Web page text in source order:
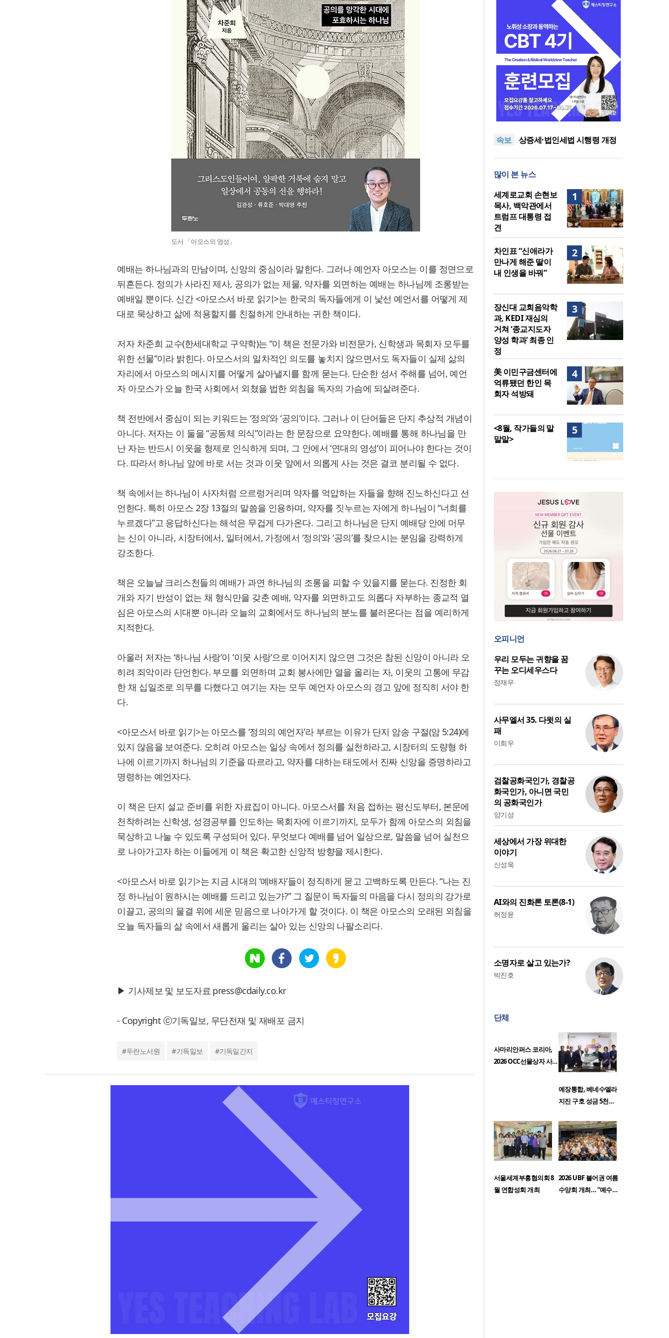
도서 「아모스의 영성」
예배는 하나님과의 만남이며, 신앙의 중심이라 말한다. 그러나 예언자 아모스는 이를 정면으로
뒤흔든다. 정의가 사라진 제사, 공의가 없는 제물, 약자를 외면하는 예배는 하나님께 조롱받는
예배일 뿐이다. 신간 <아모스서 바로 읽기>는 한국의 독자들에게 이 낯선 예언서를 어떻게 제
대로 묵상하고 삶에 적용할지를 친절하게 안내하는 귀한 책이다.
저자 차준희 교수(한세대학교 구약학)는 “이 책은 전문가와 비전문가, 신학생과 목회자 모두를
위한 선물”이라 밝힌다. 아모스서의 일차적인 의도를 놓치지 않으면서도 독자들이 실제 삶의
자리에서 아모스의 메시지를 어떻게 살아낼지를 함께 묻는다. 단순한 성서 주해를 넘어, 예언
자 아모스가 오늘 한국 사회에서 외쳤을 법한 외침을 독자의 가슴에 되살려준다.
책 전반에서 중심이 되는 키워드는 ‘정의’와 ‘공의’이다. 그러나 이 단어들은 단지 추상적 개념이
아니다. 저자는 이 둘을 “공동체 의식”이라는 한 문장으로 요약한다. 예배를 통해 하나님을 만
난 자는 반드시 이웃을 형제로 인식하게 되며, 그 안에서 ‘연대의 영성’이 피어나야 한다는 것이
다. 따라서 하나님 앞에 바로 서는 것과 이웃 앞에서 의롭게 사는 것은 결코 분리될 수 없다.
책 속에서는 하나님이 사자처럼 으르렁거리며 약자를 억압하는 자들을 향해 진노하신다고 선
언한다. 특히 아모스 2장 13절의 말씀을 인용하며, 약자를 짓누르는 자에게 하나님이 “너희를
누르겠다”고 응답하신다는 해석은 무겁게 다가온다. 그리고 하나님은 단지 예배당 안에 머무
는 신이 아니라, 시장터에서, 일터에서, 가정에서 ‘정의’와 ‘공의’를 찾으시는 분임을 강력하게
강조한다.
책은 오늘날 크리스천들의 예배가 과연 하나님의 조롱을 피할 수 있을지를 묻는다. 진정한 회
개와 자기 반성이 없는 채 형식만을 갖춘 예배, 약자를 외면하고도 의롭다 자부하는 종교적 열
심은 아모스의 시대뿐 아니라 오늘의 교회에서도 하나님의 분노를 불러온다는 점을 예리하게
지적한다.
아울러 저자는 ‘하나님 사랑’이 ‘이웃 사랑’으로 이어지지 않으면 그것은 참된 신앙이 아니라 오
히려 죄악이라 단언한다. 부모를 외면하며 교회 봉사에만 열을 올리는 자, 이웃의 고통에 무감
한 채 십일조로 의무를 다했다고 여기는 자는 모두 예언자 아모스의 경고 앞에 정직히 서야 한
다.
<아모스서 바로 읽기>는 아모스를 ‘정의의 예언자’라 부르는 이유가 단지 암송 구절(암 5:24)에
있지 않음을 보여준다. 오히려 아모스는 일상 속에서 정의를 실천하라고, 시장터의 도량형 하
나에 이르기까지 하나님의 기준을 따르라고, 약자를 대하는 태도에서 진짜 신앙을 증명하라고
명령하는 예언자다.
이 책은 단지 설교 준비를 위한 자료집이 아니다. 아모스서를 처음 접하는 평신도부터, 본문에
천착하려는 신학생, 성경공부를 인도하는 목회자에 이르기까지, 모두가 함께 아모스의 외침을
묵상하고 나눌 수 있도록 구성되어 있다. 무엇보다 예배를 넘어 일상으로, 말씀을 넘어 실천으
로 나아가고자 하는 이들에게 이 책은 확고한 신앙적 방향을 제시한다.
<아모스서 바로 읽기>는 지금 시대의 ‘예배자’들이 정직하게 묻고 고백하도록 만든다. “나는 진
정 하나님이 원하시는 예배를 드리고 있는가?” 그 질문이 독자들의 마음을 다시 정의의 강가로
이끌고, 공의의 물결 위에 세운 믿음으로 나아가게 할 것이다. 이 책은 아모스의 오래된 외침을
오늘 독자들의 삶 속에서 새롭게 울리는 살아 있는 신앙의 나팔소리다.
▶ 기사제보 및 보도자료 press@cdaily.co.kr
- Copyright ⓒ기독일보, 무단전재 및 재배포 금지
#두란노서원 #기독일보 #기독일간지
속보
올리벳대학교, 120만 평 리버사
이드 대학 캠퍼스 영구 사용 승
인… 장기 개발 기반 확보
세계로교회 손현보 목사, 백악
관에서 트럼프 대통령 접견
한인세계선교사회(KWMF) 대
딸이 내 인생을 바꿔”
상증세·법인세법 시행령 개정
인… 장기 개발 기반 확보
관에서 트럼프 대통령 접견
많이 본 뉴스
1
세계로교회 손현보
목사, 백악관에서
트럼프 대통령 접
견
2
차인표 “신애라가
만나게 해준 딸이
내 인생을 바꿔”
3
장신대 교회음악학
과, KEDI 재심의
거쳐 ‘종교지도자
양성 학과’ 최종 인
정
4
美 이민구금센터에
억류됐던 한인 목
회자 석방돼
5
<8월, 작가들의 말
말말>
오피니언
우리 모두는 귀향을 꿈
꾸는 오디세우스다
정재우
사무엘서 35. 다윗의 실
패
이희우
검찰공화국인가, 경찰공
화국인가, 아니면 국민
의 공화국인가
양기성
세상에서 가장 위대한
이야기
신성욱
AI와의 진화론 토론(8-1)
허정윤
소명자로 살고 있는가?
박진호
단체
사마리안퍼스 코리아,
2026 OCC선물상자 사…
예장통합, 베네수엘라
지진 구호 성금 5천…
서울세계부흥협의회 8
월 연합성회 개최
2026 UBF 불어권 여름
수양회 개최… “예수…